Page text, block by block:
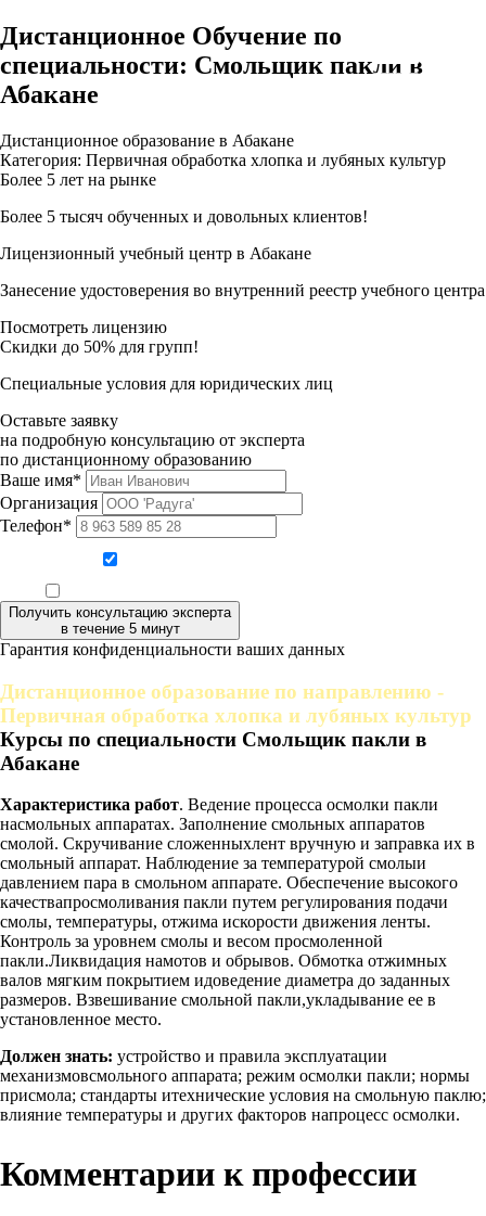
Дистанционное Обучение по
специальности: Смольщик пакли в
Абакане
Дистанционное образование в Абакане
Категория: Первичная обработка хлопка и лубяных культур
Более 5 лет на рынке
Более 5 тысяч обученных и довольных клиентов!
Лицензионный учебный центр в Абакане
Занесение удостоверения во внутренний реестр учебного центра
Посмотреть лицензию
Скидки до 50% для групп!
Специальные условия для юридических лиц
Оставьте заявку
на подробную консультацию от эксперта
по дистанционному образованию
Ваше имя*
Организация
Телефон*
Получить консультацию эксперта
в течение 5 минут
Гарантия конфиденциальности ваших данных
Дистанционное образование по направлению -
Первичная обработка хлопка и лубяных культур
Курсы по специальности Смольщик пакли в
Абакане
Характеристика работ. Ведение процесса осмолки пакли
насмольных аппаратах. Заполнение смольных аппаратов
смолой. Скручивание сложенныхлент вручную и заправка их в
смольный аппарат. Наблюдение за температурой смолыи
давлением пара в смольном аппарате. Обеспечение высокого
качествапросмоливания пакли путем регулирования подачи
смолы, температуры, отжима искорости движения ленты.
Контроль за уровнем смолы и весом просмоленной
пакли.Ликвидация намотов и обрывов. Обмотка отжимных
валов мягким покрытием идоведение диаметра до заданных
размеров. Взвешивание смольной пакли,укладывание ее в
установленное место.
Должен знать: устройство и правила эксплуатации
механизмовсмольного аппарата; режим осмолки пакли; нормы
присмола; стандарты итехнические условия на смольную паклю;
влияние температуры и других факторов напроцесс осмолки.
Комментарии к профессии